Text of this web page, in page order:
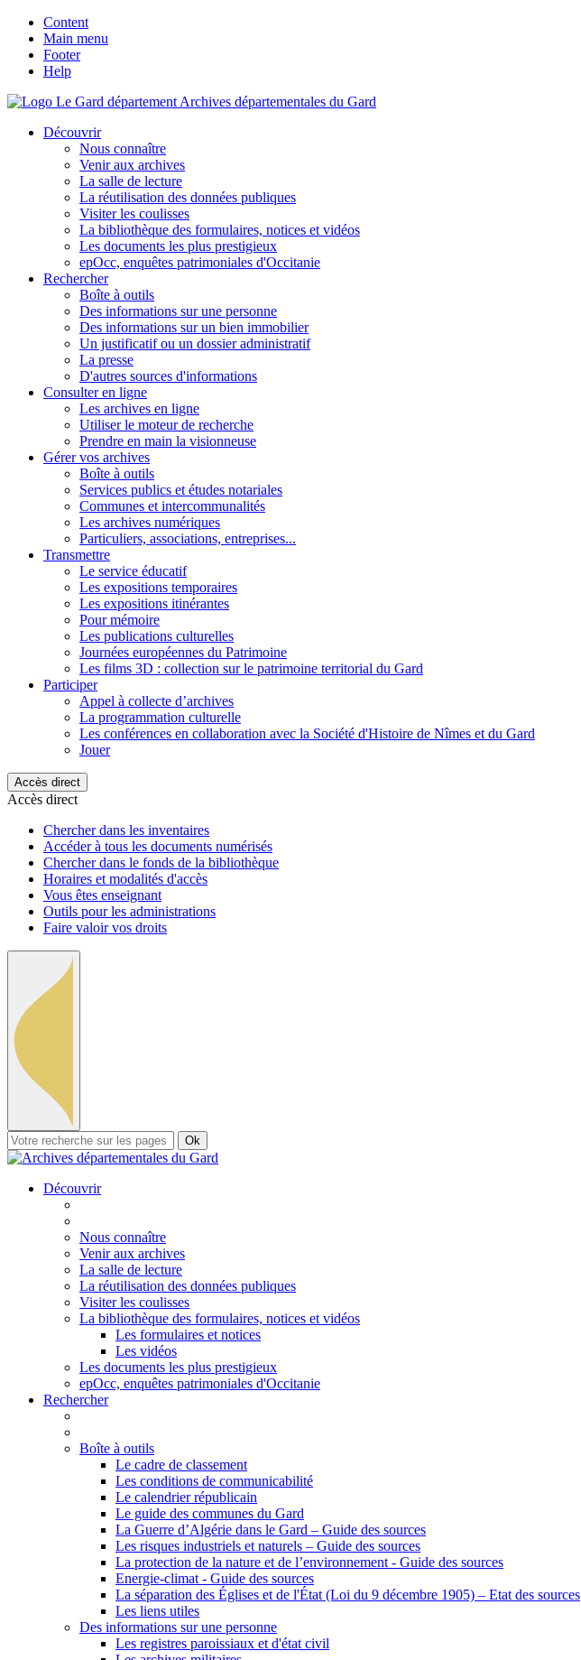
Content
Main menu
Footer
Help
Archives départementales du Gard
Découvrir
Nous connaître
Venir aux archives
La salle de lecture
La réutilisation des données publiques
Visiter les coulisses
La bibliothèque des formulaires, notices et vidéos
Les documents les plus prestigieux
epOcc, enquêtes patrimoniales d'Occitanie
Rechercher
Boîte à outils
Des informations sur une personne
Des informations sur un bien immobilier
Un justificatif ou un dossier administratif
La presse
D'autres sources d'informations
Consulter en ligne
Les archives en ligne
Utiliser le moteur de recherche
Prendre en main la visionneuse
Gérer vos archives
Boîte à outils
Services publics et études notariales
Communes et intercommunalités
Les archives numériques
Particuliers, associations, entreprises...
Transmettre
Le service éducatif
Les expositions temporaires
Les expositions itinérantes
Pour mémoire
Les publications culturelles
Journées européennes du Patrimoine
Les films 3D : collection sur le patrimoine territorial du Gard
Participer
Appel à collecte d’archives
La programmation culturelle
Les conférences en collaboration avec la Société d'Histoire de Nîmes et du Gard
Jouer
Accès direct
Accès direct
Chercher dans les inventaires
Accéder à tous les documents numérisés
Chercher dans le fonds de la bibliothèque
Horaires et modalités d'accès
Vous êtes enseignant
Outils pour les administrations
Faire valoir vos droits
Ok
Découvrir
Nous connaître
Venir aux archives
La salle de lecture
La réutilisation des données publiques
Visiter les coulisses
La bibliothèque des formulaires, notices et vidéos
Les formulaires et notices
Les vidéos
Les documents les plus prestigieux
epOcc, enquêtes patrimoniales d'Occitanie
Rechercher
Boîte à outils
Le cadre de classement
Les conditions de communicabilité
Le calendrier républicain
Le guide des communes du Gard
La Guerre d’Algérie dans le Gard – Guide des sources
Les risques industriels et naturels – Guide des sources
La protection de la nature et de l’environnement - Guide des sources
Energie-climat - Guide des sources
La séparation des Églises et de l'État (Loi du 9 décembre 1905) – Etat des sources
Les liens utiles
Des informations sur une personne
Les registres paroissiaux et d'état civil